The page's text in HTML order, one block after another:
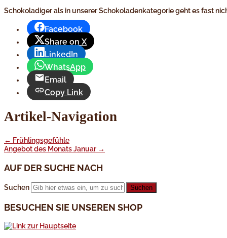
Schokoladiger als in unserer Schokoladenkategorie geht es fast
Facebook
Share on X
LinkedIn
WhatsApp
Email
Copy Link
Artikel-Navigation
← Frühlingsgefühle
Angebot des Monats Januar →
AUF DER SUCHE NACH
Suchen
BESUCHEN SIE UNSEREN SHOP